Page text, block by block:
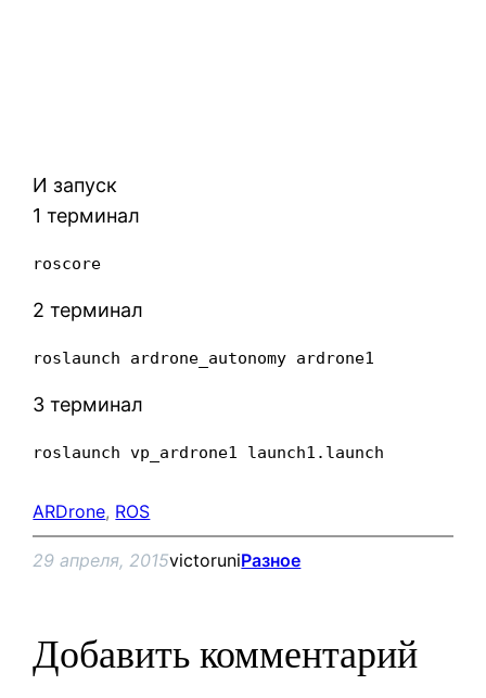
И запуск
1 терминал
roscore
2 терминал
roslaunch ardrone_autonomy ardrone1
3 терминал
roslaunch vp_ardrone1 launch1.launch
ARDrone, ROS
29 апреля, 2015victoruniРазное
Добавить комментарий